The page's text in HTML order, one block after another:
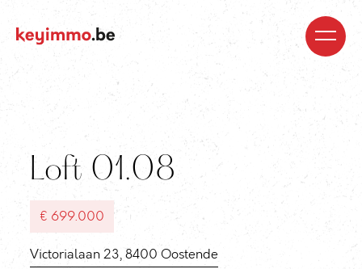
Loft 01.08
€ 699.000
Victorialaan 23, 8400 Oostende